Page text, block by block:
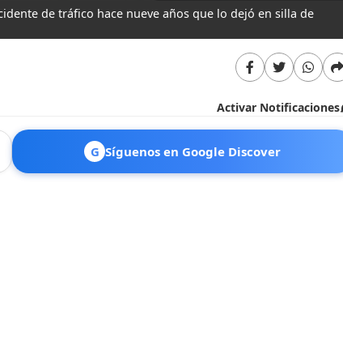
de tráfico hace nueve años que lo dejó en silla de
Activar Notificaciones
G Síguenos en Google Discover